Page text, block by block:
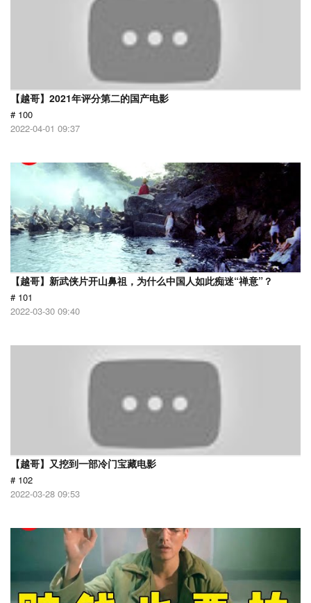
【越哥】2021年评分第二的国产电影
# 100
2022-04-01 09:37
【越哥】新武侠片开山鼻祖，为什么中国人如此痴迷“禅意”？
# 101
2022-03-30 09:40
【越哥】又挖到一部冷门宝藏电影
# 102
2022-03-28 09:53